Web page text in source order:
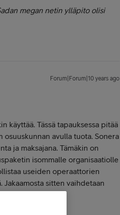
megan netin ylläpito olisi
Forum|Forum|10 years ago
käyttää. Tässä tapauksessa pitää
avulla tuota. Sonera
ja maksajana. Tämäkin on
isommalle organisaatiolle
useiden operaattorien
Jakaamosta sitten vaihdetaan